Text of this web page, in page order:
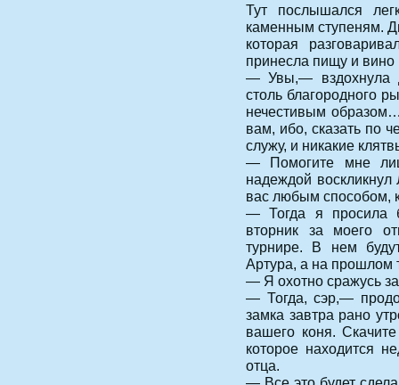
Тут послышался
каменным ступеням.
которая
принесла пищу и вино
— Увы,— вздохнула
столь благородного
нечестивым
вам, ибо, сказать по
служу, и никакие
— Помогите мне
надеждой
вас любым способом,
— Тогда я просила
вторник за моего
турнире. В нем
Артура, а на прошлом
— Я охотно сражусь
— Тогда, сэр,—
замка завтра рано
вашего коня.
которое находится
отца.